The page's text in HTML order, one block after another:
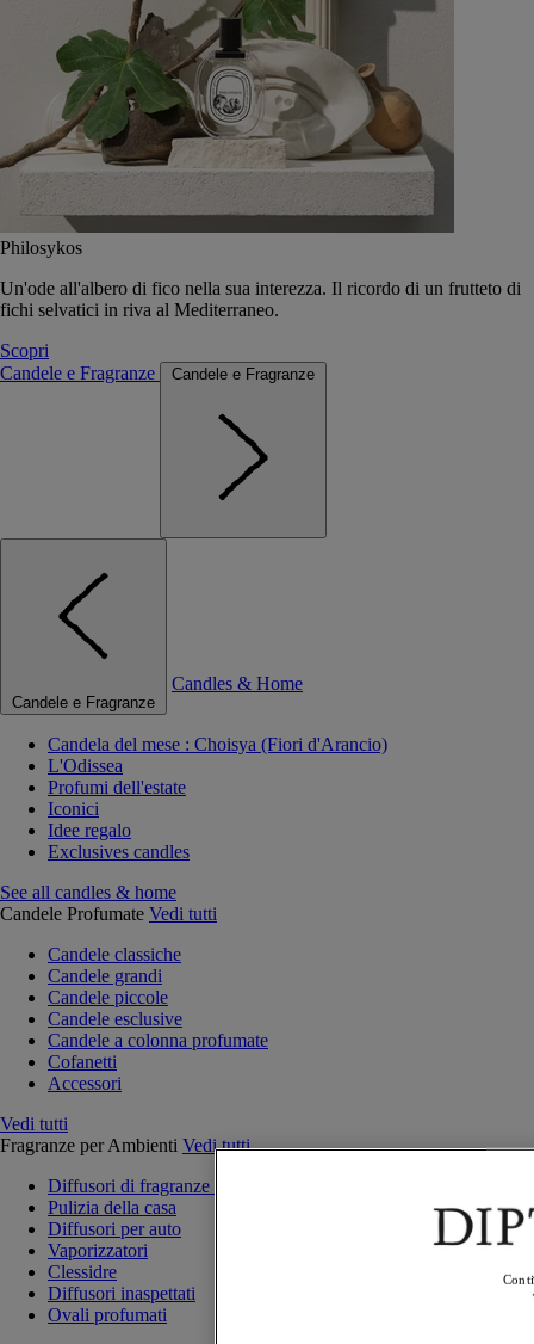
Philosykos
Un'ode all'albero di fico nella sua interezza. Il ricordo di un frutteto di
fichi selvatici in riva al Mediterraneo.
Scopri
Candele e Fragranze
Candele e Fragranze
Candele e Fragranze
Candles & Home
Candela del mese : Choisya (Fiori d'Arancio)
L'Odissea
Profumi dell'estate
Iconici
Idee regalo
Exclusives candles
See all candles & home
Candele Profumate Vedi tutti
Candele classiche
Candele grandi
Candele piccole
Candele esclusive
Candele a colonna profumate
Cofanetti
Accessori
Vedi tutti
Fragranze per Ambienti Vedi tutti
Diffusori di fragranze per la casa
Pulizia della casa
Diffusori per auto
Vaporizzatori
Clessidre
Diffusori inaspettati
Ovali profumati